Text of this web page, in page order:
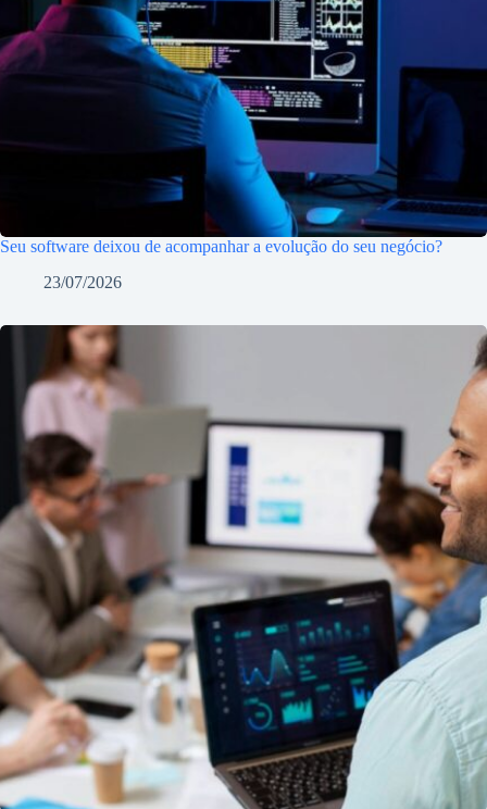
Seu software deixou de acompanhar a evolução do seu negócio?
23/07/2026